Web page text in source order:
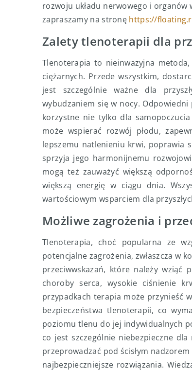
rozwoju układu nerwowego i
zapraszamy na stronę https://
Zalety tlenoterapii dla
Tlenoterapia to nieinwazyjna
ciężarnych. Przede wszystkim,
jest szczególnie ważne dla
wybudzaniem się w nocy.
korzystne nie tylko dla
może wspierać rozwój płodu,
lepszemu natlenieniu krwi, poprawia
sprzyja jego harmonijnemu
mogą też zauważyć większą
większą energię w ciągu dnia.
wartościowym wsparciem dla
Możliwe zagrożenia i
Tlenoterapia, choć popularna ze
potencjalne zagrożenia, zwłaszcza w
przeciwwskazań, które należy
choroby serca, wysokie ciśnienie
przypadkach terapia może przynieść
bezpieczeństwa tlenoterapii, co
poziomu tlenu do jej indywidualnych
co jest szczególnie niebezpieczne
przeprowadzać pod ścisłym
najbezpieczniejsze rozwiązania.